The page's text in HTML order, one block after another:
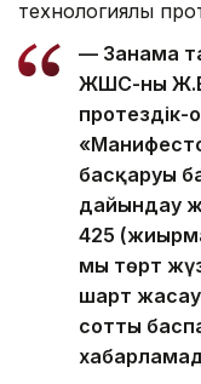
технологиялық
— Заңнама
ЖШС-ны Ж.Е.
басқаруы
дайындау
425
мың төрт
шарт
соттың